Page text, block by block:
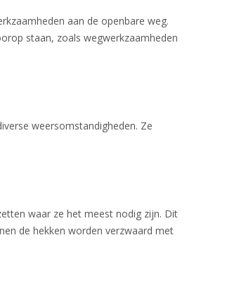
aan de openbare weg.
staan, zoals wegwerkzaamheden
weersomstandigheden. Ze
waar ze het meest nodig zijn. Dit
de hekken worden verzwaard met